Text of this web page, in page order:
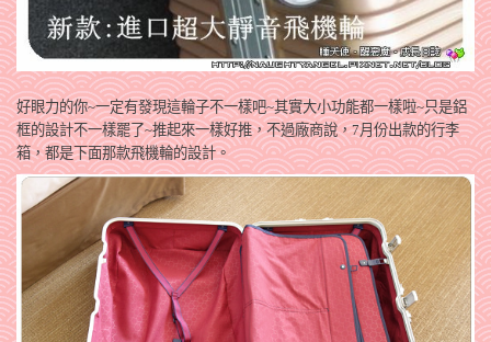
好眼力的你~一定有發現這輪子不一樣吧~其實大小功能都一樣啦~只是鋁
框的設計不一樣罷了~推起來一樣好推，不過廠商說，7月份出款的行李
箱，都是下面那款飛機輪的設計。